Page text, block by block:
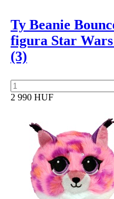
Ty Beanie
figura Star
(3)
2 990 HUF